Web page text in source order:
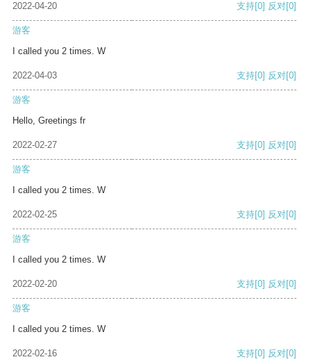
2022-04-20 支持[0] 反对[0]
游客
I called you 2 times. W
2022-04-03 支持[0] 反对[0]
游客
Hello, Greetings fr
2022-02-27 支持[0] 反对[0]
游客
I called you 2 times. W
2022-02-25 支持[0] 反对[0]
游客
I called you 2 times. W
2022-02-20 支持[0] 反对[0]
游客
I called you 2 times. W
2022-02-16 支持[0] 反对[0]